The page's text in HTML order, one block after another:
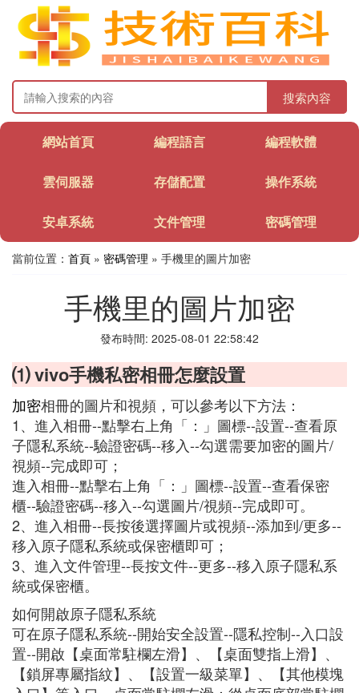
搜索內容
網站首頁 編程語言 編程軟體
雲伺服器 存儲配置 操作系統
安卓系統 文件管理 密碼管理
當前位置： 首頁 » 密碼管理 » 手機里的圖片加密
手機里的圖片加密
發布時間: 2025-08-01 22:58:42
⑴ vivo手機私密相冊怎麼設置
加密相冊的圖片和視頻，可以參考以下方法：
1、進入相冊--點擊右上角「：」圖標--設置--查看原
子隱私系統--驗證密碼--移入--勾選需要加密的圖片/
視頻--完成即可；
進入相冊--點擊右上角「：」圖標--設置--查看保密
櫃--驗證密碼--移入--勾選圖片/視頻--完成即可。
2、進入相冊--長按後選擇圖片或視頻--添加到/更多--
移入原子隱私系統或保密櫃即可；
3、進入文件管理--長按文件--更多--移入原子隱私系
統或保密櫃。
如何開啟原子隱私系統
可在原子隱私系統--開始安全設置--隱私控制--入口設
置--開啟【桌面常駐欄左滑】、【桌面雙指上滑】、
【鎖屏專屬指紋】、【設置一級菜單】、【其他模塊